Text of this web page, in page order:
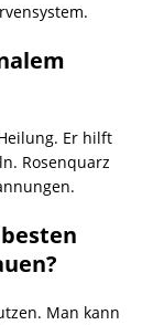
Er hilft
Rosenquarz
Man kann